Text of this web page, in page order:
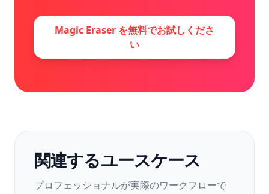
Magic Eraser を無料でお試しくださ
い
関連するユースケース
プロフェッショナルが実際のワークフローで